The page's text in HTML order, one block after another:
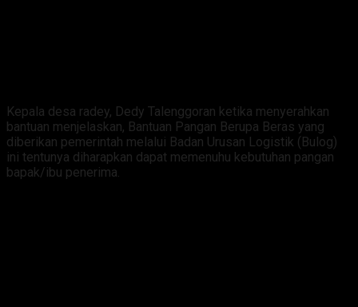
Kepala desa radey, Dedy Talenggoran ketika menyerahkan
bantuan menjelaskan, Bantuan Pangan Berupa Beras yang
diberikan pemerintah melalui Badan Urusan Logistik (Bulog)
ini tentunya diharapkan dapat memenuhu kebutuhan pangan
bapak/ibu penerima.